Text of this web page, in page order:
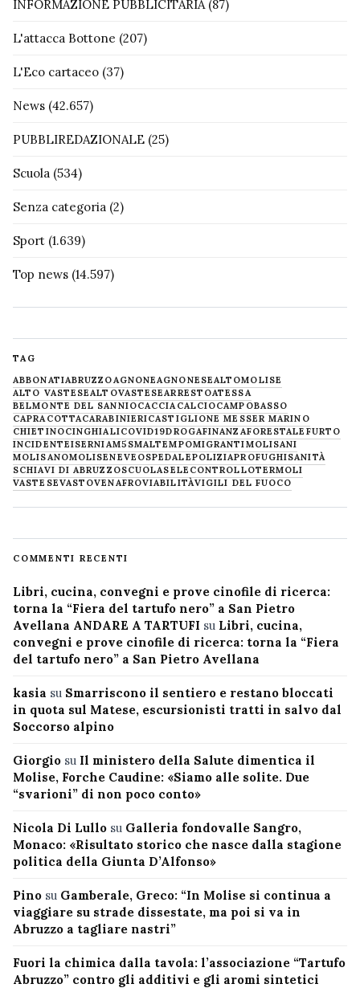
INFORMAZIONE PUBBLICITARIA(87)
L'attacca Bottone (207)
L'Eco cartaceo (37)
News (42.657)
PUBBLIREDAZIONALE (25)
Scuola (534)
Senza categoria (2)
Sport (1.639)
Top news (14.597)
TAG
ABBONATIABRUZZOAGNONEAGNONESEALTOMOLISE
ALTO VASTESEALTOVASTESEARRESTOATESSA
BELMONTE DEL SANNIOCACCIACALCIOCAMPOBASSO
CAPRACOTTACARABINIERICASTIGLIONE MESSER MARINO
CHIETINOCINGHIALICOVID19DROGAFINANZAFORESTALE FURTO
INCIDENTEISERNIAM5SMALTEMPOMIGRANTIMOLISANI
MOLISANOMOLISENEVE OSPEDALEPOLIZIAPROFUGHISANITÀ
SCHIAVI DI ABRUZZOSCUOLASELECONTROLLOTERMOLI
VASTESEVASTOVENAFROVIABILITÀVIGILI DEL FUOCO
COMMENTI RECENTI
Libri, cucina, convegni e prove cinofile di ricerca:
torna la “Fiera del tartufo nero” a San Pietro
Avellana ANDARE A TARTUFI su Libri, cucina,
convegni e prove cinofile di ricerca: torna la “Fiera
del tartufo nero” a San Pietro Avellana
kasia su Smarriscono il sentiero e restano bloccati
in quota sul Matese, escursionisti tratti in salvo dal
Soccorso alpino
Giorgio su Il ministero della Salute dimentica il
Molise, Forche Caudine: «Siamo alle solite. Due
“svarioni” di non poco conto»
Nicola Di Lullo su Galleria fondovalle Sangro,
Monaco: «Risultato storico che nasce dalla stagione
politica della Giunta D’Alfonso»
Pino su Gamberale, Greco: “In Molise si continua a
viaggiare su strade dissestate, ma poi si va in
Abruzzo a tagliare nastri”
Fuori la chimica dalla tavola: l’associazione “Tartufo
Abruzzo” contro gli additivi e gli aromi sintetici